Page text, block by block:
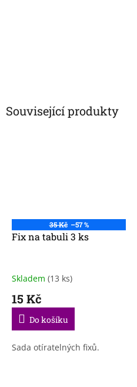
Související produkty
35 Kč –57 %
Fix na tabuli 3 ks
Skladem (13 ks)
15 Kč
Do košíku
Sada otíratelných fixů.